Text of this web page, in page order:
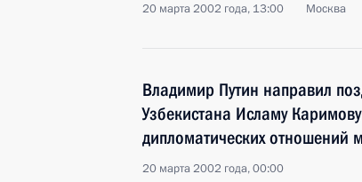
20 марта 2002 года, 13:00 Москва
Владимир Путин направил
Узбекистана Исламу
дипломатических отношений
20 марта 2002 года, 00:00